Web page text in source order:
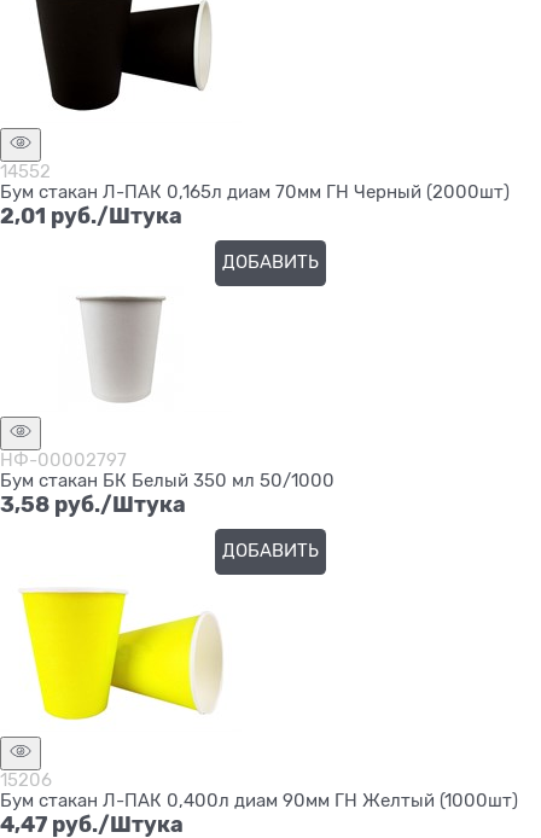
14552
Бум стакан Л-ПАК 0,165л диам 70мм ГН Черный (2000шт)
2,01 руб./Штука
ДОБАВИТЬ
НФ-00002797
Бум стакан БК Белый 350 мл 50/1000
3,58 руб./Штука
ДОБАВИТЬ
15206
Бум стакан Л-ПАК 0,400л диам 90мм ГН Желтый (1000шт)
4,47 руб./Штука